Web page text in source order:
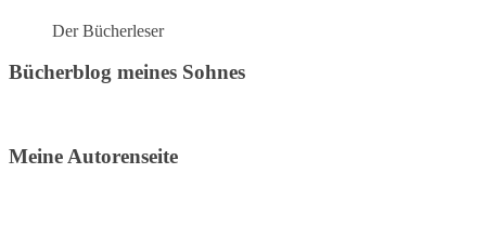
Der Bücherleser
Bücherblog meines Sohnes
Meine Autorenseite